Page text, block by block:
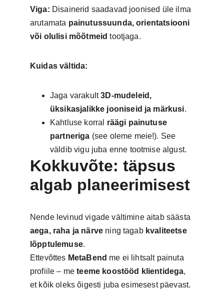
Viga: Disainerid saadavad joonised üle ilma
arutamata painutussuunda, orientatsiooni
või olulisi mõõtmeid tootjaga.
Kuidas vältida:
Jaga varakult 3D-mudeleid,
üksikasjalikke jooniseid ja märkusi.
Kahtluse korral räägi painutuse
partneriga (see oleme meie!). See
väldib vigu juba enne tootmise algust.
Kokkuvõte: täpsus
algab planeerimisest
Nende levinud vigade vältimine aitab säästa
aega, raha ja närve ning tagab kvaliteetse
lõpptulemuse.
Ettevõttes MetaBend me ei lihtsalt painuta
profiile – me teeme koostööd klientidega,
et kõik oleks õigesti juba esimesest päevast.